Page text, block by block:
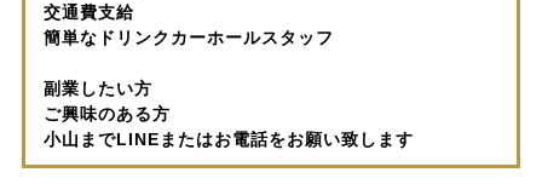
交通費支給
簡単なドリンクカーホールスタッフ
副業したい方
ご興味のある方
小山までLINEまたはお電話をお願い致します